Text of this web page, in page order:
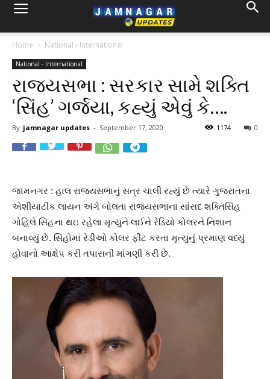
Home National - International
National - International
રાજ્યસભા : સરકાર સામે શક્તિ
‘સિંહ’ ગર્જયા, કહ્યું એવું કે….
By jamnagar updates - September 17, 2020 0
1174
જામનગર : હાલ રાજ્યસભાનું સત્ર ચાલી રહ્યું છે ત્યારે ગુજરાતના
એશીયાટીક લાયન અંગે બોલતા રાજ્યસભાના સાંસદ શક્તિસિંહ
ગોહિલે સિંહના થઇ રહેલા મૃત્યુને લઈને રેડિયો કોલરને નિશાન
બનાવ્યું છે. સિંહોમાં રેડીઓ કોલર ફીટ કરતા મૃત્યુનું પ્રમાણ વધ્યું
હોવાનો આક્ષેપ કરી તપાસની માંગણી કરી છે.